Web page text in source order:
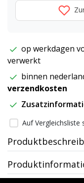
op werkdagen
verwerkt
binnen
verzendkosten
Auf Vergleichsliste